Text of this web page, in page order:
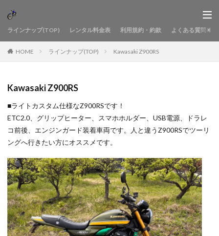
ラインナップ(TOP) レンタル料金表 利用規約・約款 よくある質問
HOME ラインナップ(TOP) Kawasaki Z900RS
Kawasaki Z900RS
■ライトカスタム仕様なZ900RSです！
ETC2.0、グリップヒーター、スマホホルダー、USB電源、ドラレ
コ前後、エンジンガード装着車両です。人と違うZ900RSでツーリ
ングへ行きたい方にオススメです。